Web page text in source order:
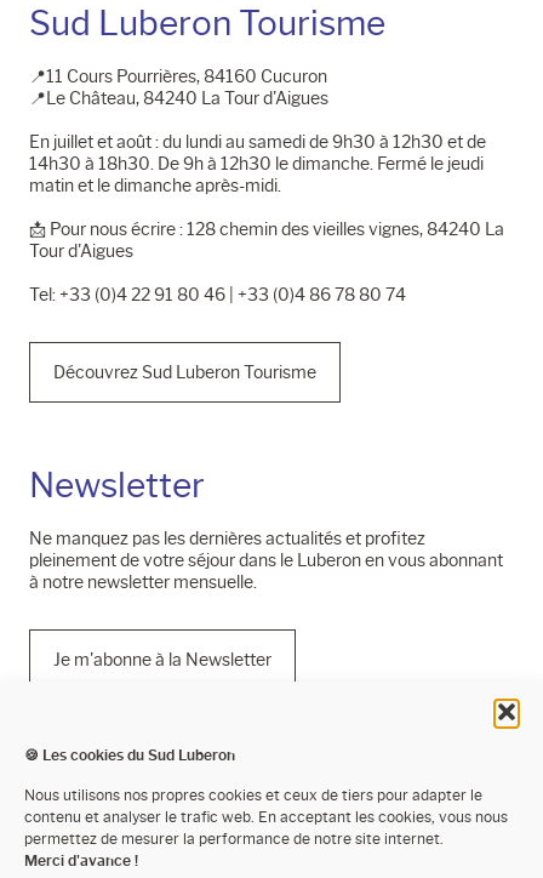
🍪 Les cookies du Sud Luberon
Nous utilisons nos propres cookies et ceux de tiers pour adapter le
contenu et analyser le trafic web. En acceptant les cookies, vous nous
permettez de mesurer la performance de notre site internet.
Merci d'avance !
Sud Luberon Tourisme
📍11 Cours Pourrières, 84160 Cucuron
📍Le Château, 84240 La Tour d'Aigues
En juillet et août : du lundi au samedi de 9h30 à 12h30 et de
14h30 à 18h30. De 9h à 12h30 le dimanche. Fermé le jeudi
matin et le dimanche après-midi.
📩​ Pour nous écrire : 128 chemin des vieilles vignes, 84240 La
Tour d'Aigues
Tel: +33 (0)4 22 91 80 46 | +33 (0)4 86 78 80 74
Découvrez Sud Luberon Tourisme
Newsletter
Ne manquez pas les dernières actualités et profitez
pleinement de votre séjour dans le Luberon en vous abonnant
à notre newsletter mensuelle.
Je m'abonne à la Newsletter
Mentions légales
Politique de confidentialité